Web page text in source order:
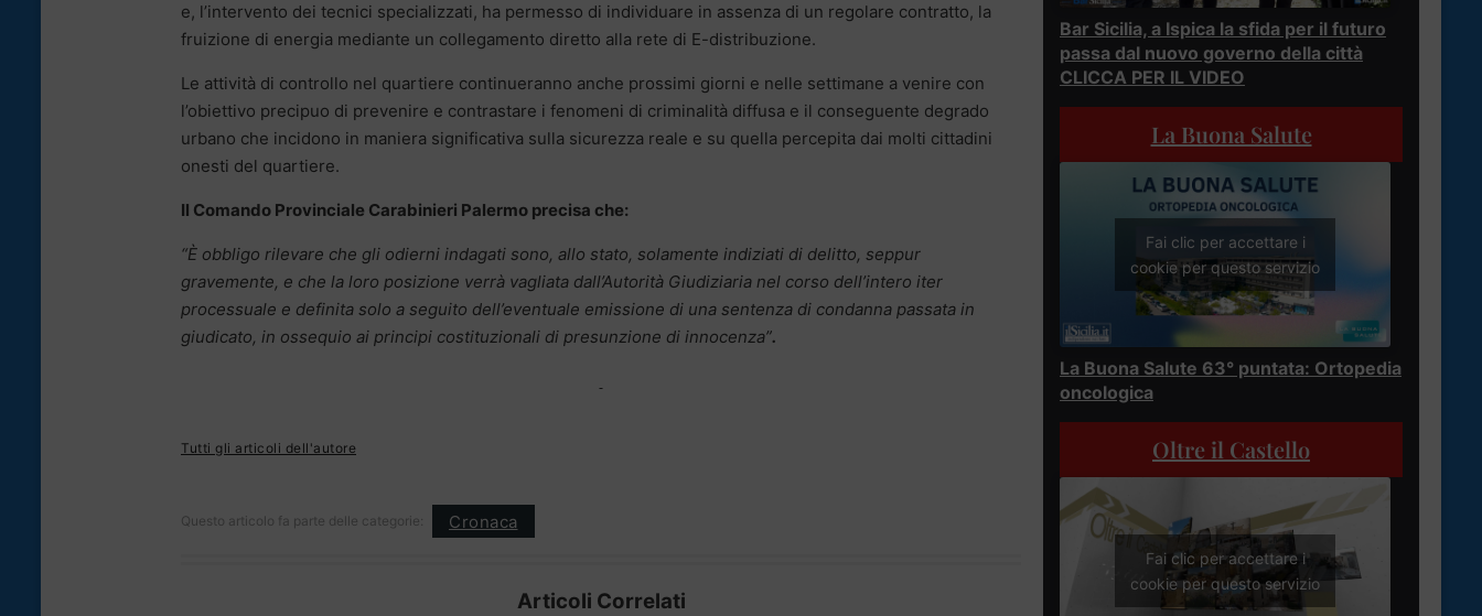
e, l’intervento dei tecnici specializzati, ha permesso di individuare in assenza di un regolare contratto, la
fruizione di energia mediante un collegamento diretto alla rete di E-distribuzione.
Le attività di controllo nel quartiere continueranno anche prossimi giorni e nelle settimane a venire con
l’obiettivo precipuo di prevenire e contrastare i fenomeni di criminalità diffusa e il conseguente degrado
urbano che incidono in maniera significativa sulla sicurezza reale e su quella percepita dai molti cittadini
onesti del quartiere.
Il Comando Provinciale Carabinieri Palermo precisa che:
“È obbligo rilevare che gli odierni indagati sono, allo stato, solamente indiziati di delitto, seppur
gravemente, e che la loro posizione verrà vagliata dall’Autorità Giudiziaria nel corso dell’intero iter
processuale e definita solo a seguito dell’eventuale emissione di una sentenza di condanna passata in
giudicato, in ossequio ai principi costituzionali di presunzione di innocenza”.
Tutti gli articoli dell'autore
Questo articolo fa parte delle categorie: Cronaca
Articoli Correlati
Bar Sicilia, a Ispica la sfida per il futuro
passa dal nuovo governo della città
CLICCA PER IL VIDEO
La Buona Salute
Fai clic per accettare i
cookie per questo servizio
La Buona Salute 63° puntata: Ortopedia
oncologica
Oltre il Castello
Fai clic per accettare i
cookie per questo servizio